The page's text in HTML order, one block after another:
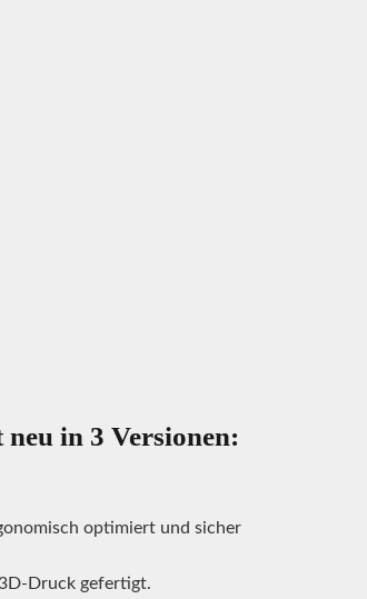
in 3 Versionen:
optimiert und sicher
Druck gefertigt.